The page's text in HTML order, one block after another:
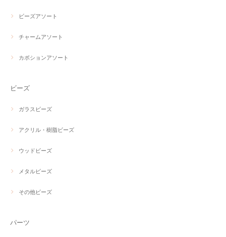
ビーズアソート
チャームアソート
カボションアソート
ビーズ
ガラスビーズ
アクリル・樹脂ビーズ
ウッドビーズ
メタルビーズ
その他ビーズ
パーツ